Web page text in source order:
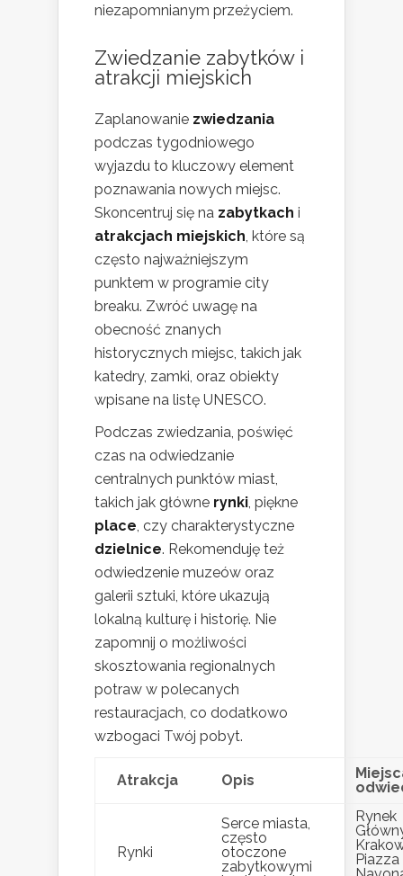
niezapomnianym przeżyciem.
Zwiedzanie zabytków i
atrakcji miejskich
Zaplanowanie zwiedzania
podczas tygodniowego
wyjazdu to kluczowy element
poznawania nowych miejsc.
Skoncentruj się na zabytkach i
atrakcjach miejskich , które są
często najważniejszym
punktem w programie city
breaku. Zwróć uwagę na
obecność znanych
historycznych miejsc, takich jak
katedry, zamki, oraz obiekty
wpisane na listę UNESCO.
Podczas zwiedzania, poświęć
czas na odwiedzanie
centralnych punktów miast,
takich jak główne rynki , piękne
place , czy charakterystyczne
dzielnice. Rekomenduję też
odwiedzenie muzeów oraz
galerii sztuki, które ukazują
lokalną kulturę i historię. Nie
zapomnij o możliwości
skosztowania regionalnych
potraw w polecanych
restauracjach, co dodatkowo
wzbogaci Twój pobyt.
Atrakcja Opis
Rynki
Serce miasta,
często
otoczone
zabytkowymi
Rynek
Piazza